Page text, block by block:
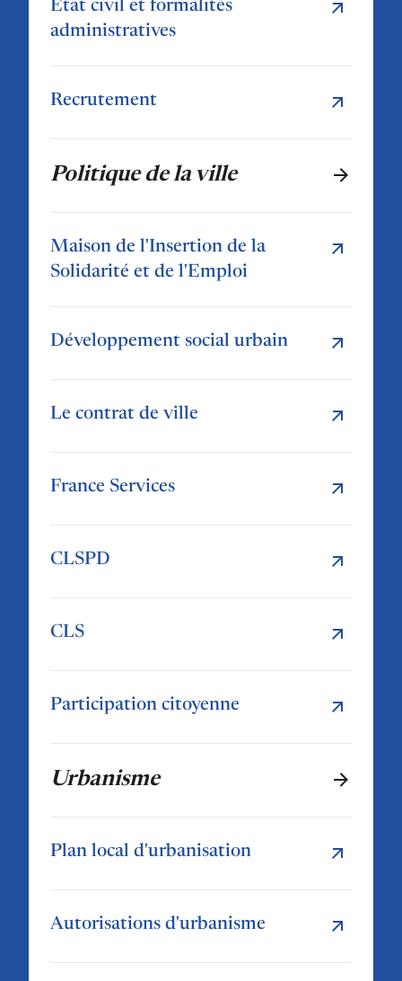
État civil et formalités
administratives
Recrutement
Politique de la ville
Maison de l'Insertion de la
Solidarité et de l'Emploi
Développement social urbain
Le contrat de ville
France Services
CLSPD
CLS
Participation citoyenne
Urbanisme
Plan local d'urbanisation
Autorisations d'urbanisme